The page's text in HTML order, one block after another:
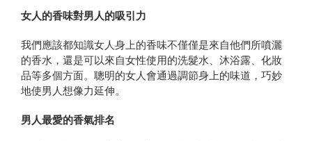
女人的香味對男人的吸引力
我們應該都知識女人身上的香味不僅僅是來自他們所噴灑
的香水，還是可以來自女性使用的洗髮水、沐浴露、化妝
品等多個方面。聰明的女人會通過調節身上的味道，巧妙
地使男人想像力延伸。
男人最愛的香氣排名